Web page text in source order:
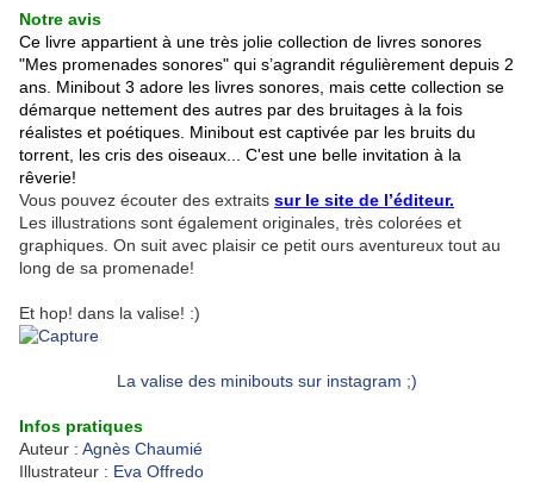
Notre avis
Ce livre appartient à une très jolie collection de livres sonores
"Mes promenades sonores" qui s’agrandit régulièrement depuis 2
ans. Minibout 3 adore les livres sonores, mais cette collection se
démarque nettement des autres par des bruitages à la fois
réalistes et poétiques. Minibout est captivée par les bruits du
torrent, les cris des oiseaux... C'est une belle invitation à la
rêverie!
Vous pouvez écouter des extraits sur le site de l’éditeur.
Les illustrations sont également originales, très colorées et
graphiques. On suit avec plaisir ce petit ours aventureux tout au
long de sa promenade!
Et hop! dans la valise! :)
La valise des minibouts sur instagram ;)
Infos pratiques
Auteur : Agnès Chaumié
Illustrateur : Eva Offredo